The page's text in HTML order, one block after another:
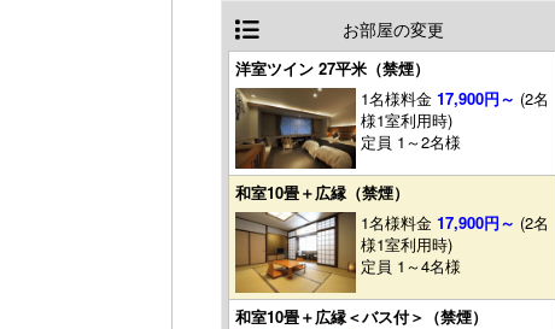
お部屋の変更
洋室ツイン 27平米（禁煙）
1名様料金17,900円～ (2名
様1室利用時)
定員 1～2名様
和室10畳＋広縁（禁煙）
1名様料金17,900円～ (2名
様1室利用時)
定員 1～4名様
和室10畳＋広縁＜バス付＞（禁煙）